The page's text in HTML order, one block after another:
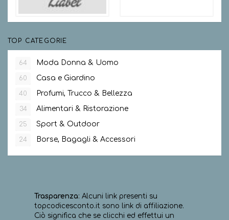
TOP CATEGORIE
64 Moda Donna & Uomo
60 Casa e Giardino
40 Profumi, Trucco & Bellezza
34 Alimentari & Ristorazione
25 Sport & Outdoor
24 Borse, Bagagli & Accessori
Trasparenza: Alcuni link presenti su
topcodicesconto.it sono link di affiliazione.
Ciò significa che se clicchi ed effettui un